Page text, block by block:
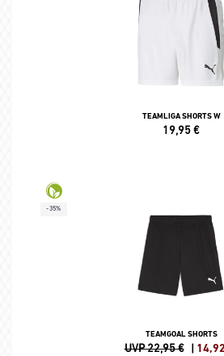
TEAMLIGA SHORTS W
19,95€
-35%
TEAMGOAL SHORTS
UVP 22,95 € | 14,92